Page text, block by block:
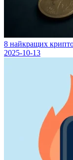
8 найкращих
2025-10-13